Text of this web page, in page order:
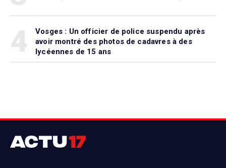
Vosges : Un officier de police suspendu après
avoir montré des photos de cadavres à des
lycéennes de 15 ans